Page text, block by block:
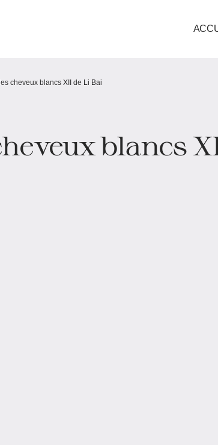
cheveux blancs XII de Li Bai
blancs